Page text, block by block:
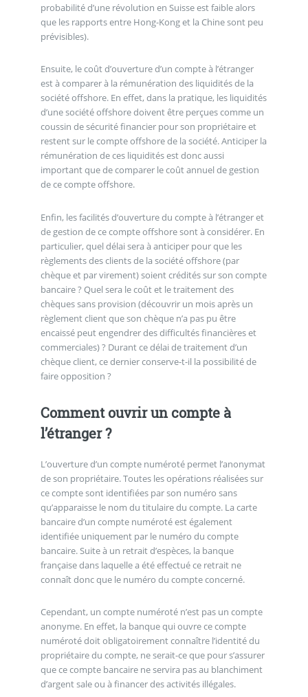
probabilité d’une révolution en Suisse est faible alors
que les rapports entre Hong-Kong et la Chine sont peu
prévisibles).
Ensuite, le coût d’ouverture d’un compte à l’étranger
est à comparer à la rémunération des liquidités de la
société offshore. En effet, dans la pratique, les liquidités
d’une société offshore doivent être perçues comme un
coussin de sécurité financier pour son propriétaire et
restent sur le compte offshore de la société. Anticiper la
rémunération de ces liquidités est donc aussi
important que de comparer le coût annuel de gestion
de ce compte offshore.
Enfin, les facilités d’ouverture du compte à l’étranger et
de gestion de ce compte offshore sont à considérer. En
particulier, quel délai sera à anticiper pour que les
règlements des clients de la société offshore (par
chèque et par virement) soient crédités sur son compte
bancaire ? Quel sera le coût et le traitement des
chèques sans provision (découvrir un mois après un
règlement client que son chèque n’a pas pu être
encaissé peut engendrer des difficultés financières et
commerciales) ? Durant ce délai de traitement d’un
chèque client, ce dernier conserve-t-il la possibilité de
faire opposition ?
Comment ouvrir un compte à
l’étranger ?
L’ouverture d’un compte numéroté permet l’anonymat
de son propriétaire. Toutes les opérations réalisées sur
ce compte sont identifiées par son numéro sans
qu’apparaisse le nom du titulaire du compte. La carte
bancaire d’un compte numéroté est également
identifiée uniquement par le numéro du compte
bancaire. Suite à un retrait d’espèces, la banque
française dans laquelle a été effectué ce retrait ne
connaît donc que le numéro du compte concerné.
Cependant, un compte numéroté n’est pas un compte
anonyme. En effet, la banque qui ouvre ce compte
numéroté doit obligatoirement connaître l’identité du
propriétaire du compte, ne serait-ce que pour s’assurer
que ce compte bancaire ne servira pas au blanchiment
d’argent sale ou à financer des activités illégales.